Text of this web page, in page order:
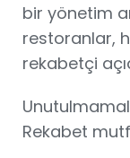
bir yönetim
restoranlar,
rekabetçi
Rekabet